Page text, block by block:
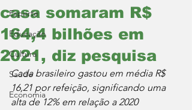
Esporte
Educação
Cultura
Saúde
Economia
casa somaram R$
164,4 bilhões em
2021, diz pesquisa
Cada brasileiro gastou em média R$
16,21 por refeição, significando uma
alta de 12% em relação a 2020